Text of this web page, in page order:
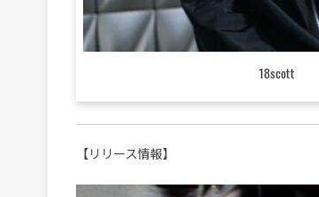
18scott
【リリース情報】